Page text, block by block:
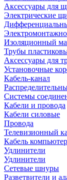
Аксессуары для
Электрические
Изоляционный
Трубы
Аксессуары для
Установочные
Кабель-канал
Системы
Кабели и провода
Кабели силовые
Провода
Телевизионный
Кабель
Удлинители
Удлинители
Сетевые шнуры
Разветвители и